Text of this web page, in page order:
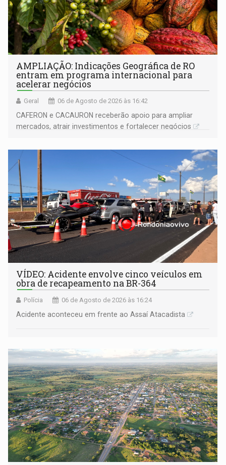
AMPLIAÇÃO: Indicações Geográfica de RO
entram em programa internacional para
acelerar negócios
Geral 06 de Agosto de 2026 às 16:42
CAFERON e CACAURON receberão apoio para ampliar
mercados, atrair investimentos e fortalecer negócios
VÍDEO: Acidente envolve cinco veículos em
obra de recapeamento na BR-364
Polícia 06 de Agosto de 2026 às 16:24
Acidente aconteceu em frente ao Assaí Atacadista